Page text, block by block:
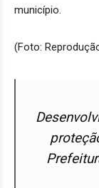
município.
(Foto: